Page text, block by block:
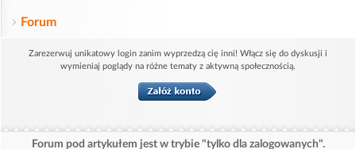
Forum
Zarezerwuj unikatowy login zanim wyprzedzą cię inni! Włącz się do dyskusji i
wymieniaj poglądy na różne tematy z aktywną społecznością.
Forum pod artykułem jest w trybie "tylko dla zalogowanych".